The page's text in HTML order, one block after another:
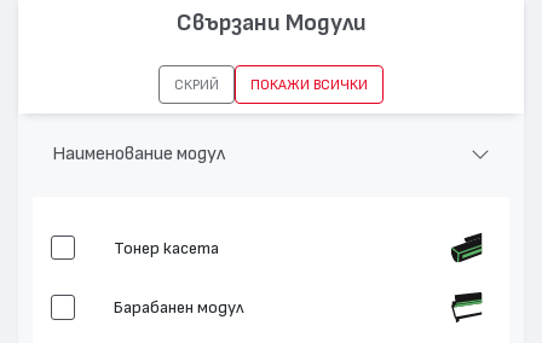
Свързани Модули
СКРИЙ ПОКАЖИ ВСИЧКИ
Наименование модул
Тонер касета
Барабанен модул